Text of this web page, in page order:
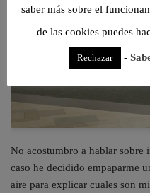
No acostumbro a hablar sobre
caso he decidido empaparme
aire para explicar cuales son
saber más sobre el
de las cookies puedes
Rechazar -